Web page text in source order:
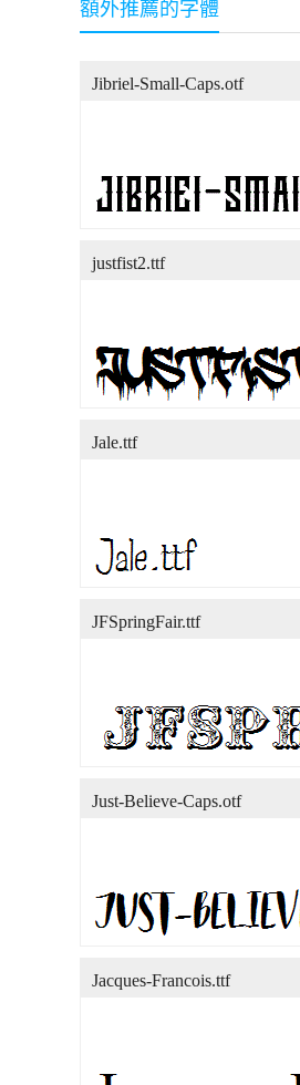
額外推薦的字體
Jibriel-Small-Caps.otf
justfist2.ttf
Jale.ttf
JFSpringFair.ttf
Just-Believe-Caps.otf
Jacques-Francois.ttf